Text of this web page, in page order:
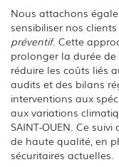
Nous attachons
sensibiliser nos
préventif. Cette
prolonger la durée de
réduire les coûts liés
audits et des bilans
interventions aux
aux variations
SAINT-OUEN. Ce
de haute qualité, en
sécuritaires actuelles.